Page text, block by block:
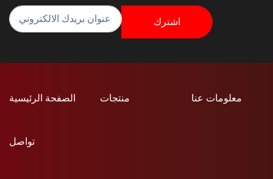
اشترك
الصفحة الرئيسية منتجات معلومات عنا
تواصل